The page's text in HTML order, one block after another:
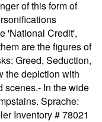
of this form of
'National Credit',
are the figures of
Greed, Seduction,
the depiction with
scenes.- In the wide
Sprache:
Inventory # 78021